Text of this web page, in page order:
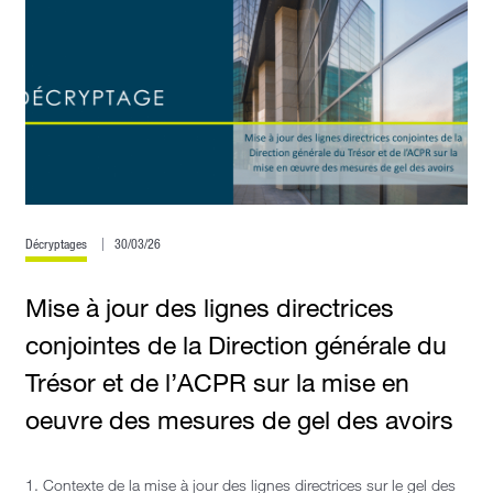
Décryptages 30/03/26
Mise à jour des lignes directrices
conjointes de la Direction générale du
Trésor et de l’ACPR sur la mise en
oeuvre des mesures de gel des avoirs
1. Contexte de la mise à jour des lignes directrices sur le gel des